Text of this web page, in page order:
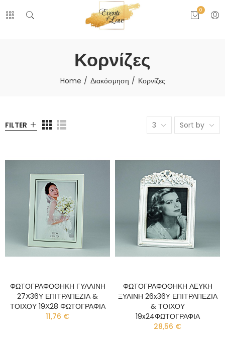
0
Κορνίζες
Home Διακόσμηση Κορνίζες
FILTER 3 Sort by
ΦΩΤΟΓΡΑΦΟΘΗΚΗ ΓΥΑΛΙΝΗ
27Χ36Υ ΕΠΙΤΡΑΠΕΖΙΑ &
ΤΟΙΧΟΥ 19Χ28 ΦΩΤΟΓΡΑΦΙΑ
11,76 €
ΦΩΤΟΓΡΑΦΟΘΗΚΗ ΛΕΥΚΗ
ΞΥΛΙΝΗ 26x36Y ΕΠΙΤΡΑΠΕΖΙΑ
& ΤΟΙΧΟΥ
19x24ΦΩΤΟΓΡΑΦΙΑ
28,56 €